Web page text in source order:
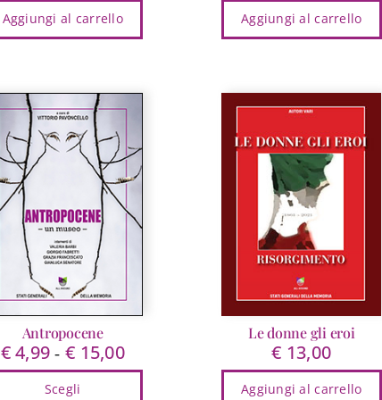
originale
era:
è:
Aggiungi al carrello
originale
era:
è:
Aggiungi al carrello
Antropocene
€4,99 - € 15,00Fascia
di
Scegli
Le donne gli eroi
€ 13,00
Aggiungi al carrello